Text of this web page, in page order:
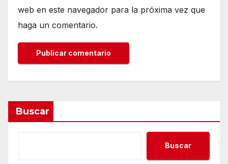
web en este navegador para la próxima vez que
haga un comentario.
Buscar
Buscar